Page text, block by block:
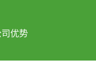
司优势